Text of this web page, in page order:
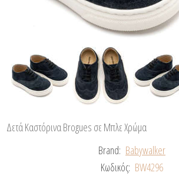
Δετά Καστόρινα Brogues σε Μπλε Χρώμα
Brand: Babywalker
Κωδικός: BW4296